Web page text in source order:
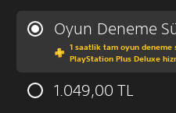
Oyun Deneme
1 saatlik tam oyun deneme
PlayStation Plus Deluxe
1.049,00 TL